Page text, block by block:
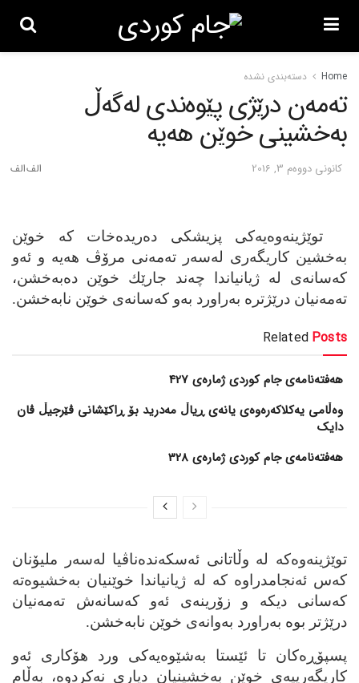
Home دسته‌بندی نشده
ته‌مه‌ن درێژی پێوه‌ندی له‌گه‌ڵ
به‌خشینی خوێن هه‌یه‌
كانونی دووه‌م 3, 2016
توێژینه‌وه‌یه‌كی پزیشكی دەریدەخات کە خوێن
به‌خشین كاریگه‌ری له‌سه‌ر ته‌مه‌نی مرۆڤ هه‌یه‌ و ئه‌و
كه‌سانه‌ی له‌ ژیانیاندا چه‌ند جارێك خوێن ده‌به‌خشن،
ته‌مه‌نیان درێژتره‌ به‌راورد به‌و كه‌سانه‌ی خوێن نابەخشن.
Related Posts
هەفتەنامەی جام کوردی ژمارەی 427
وەڵامی یەکلاکەرەوەی یانەی ڕیاڵ مەدرید بۆ ڕاکێشانی ڤێرجیڵ ڤان
دایک
هەفتەنامەی جام کوردی ژمارەی 328
توێژینه‌وه‌كه‌ له‌ وڵاتانی ئه‌سكه‌نده‌ناڤیا له‌سه‌ر ملیۆنان
كه‌س ئه‌نجامدراوه‌ كه‌ له‌ ژیانیاندا خوێنیان به‌خشیوه‌ته‌
كه‌سانی دیكه‌ و زۆرینه‌ی ئه‌و كه‌سانه‌ش ته‌مه‌نیان
درێژتر بوە بەراورد بەوانەی خوێن نابەخشن.
پسپۆڕه‌كان تا ئێستا به‌شێوه‌یه‌كی ورد هۆكاری ئه‌و
كاریگه‌رییه‌ی خوێن به‌خشینیان دیاری نه‌كردوه‌، به‌ڵام